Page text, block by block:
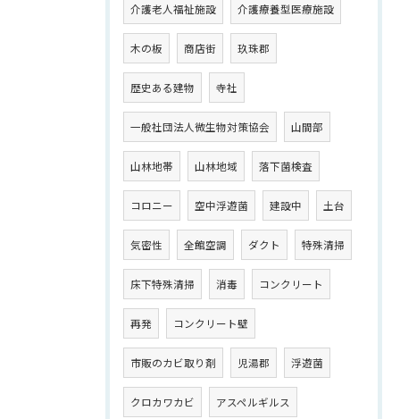
介護老人福祉施設 介護療養型医療施設
木の板 商店街 玖珠郡
歴史ある建物 寺社
一般社団法人微生物対策協会 山間部
山林地帯 山林地域 落下菌検査
コロニー 空中浮遊菌 建設中 土台
気密性 全館空調 ダクト 特殊清掃
床下特殊清掃 消毒 コンクリート
再発 コンクリート壁
市販のカビ取り剤 児湯郡 浮遊菌
クロカワカビ アスペルギルス